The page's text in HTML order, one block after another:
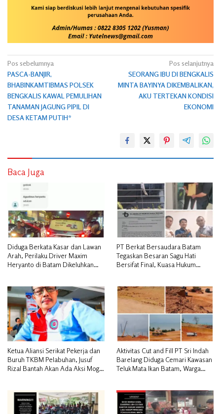
Navigasi
pos
Pos sebelumnya
PASCA-BANJIR,
BHABINKAMTIBMAS POLSEK
BENGKALIS KAWAL PEMULIHAN
TANAMAN JAGUNG PIPIL DI
DESA KETAM PUTIH*
Pos selanjutnya
SEORANG IBU DI BENGKALIS
MINTA BAYINYA DIKEMBALIKAN,
AKU TERTEKAN KONDISI
EKONOMI
Baca Juga
Diduga Berkata Kasar dan Lawan
Arah, Perilaku Driver Maxim
Heryanto di Batam Dikeluhkan
PT Berkat Bersaudara Batam
Tegaskan Besaran Sagu Hati
Bersifat Final, Kuasa Hukum
Ketua Aliansi Serikat Pekerja dan
Buruh TKBM Pelabuhan, Jusuf
Rizal Bantah Akan Ada Aksi Mogol
Aktivitas Cut and Fill PT Sri Indah
Barelang Diduga Cemari Kawasan
Teluk Mata Ikan Batam, Warga